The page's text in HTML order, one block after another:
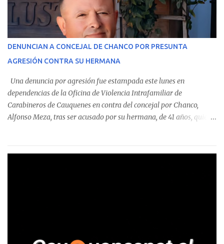
En el detalle regional, se indica que en la comuna de Cauquenes se
identificó a cuatro funcionarios involucrados en este tipo de
operaciones. Asimismo, se precisa que uno de los casos
corresponde a un funcionario de la Municipalidad de Chanco,
detectaron incumplimientos a la normativa vigente. El informe
precisa que la mayor cantidad de dinero apostado se registró en
Talca, donde...
DENUNCIAN A CONCEJAL DE CHANCO POR PRESUNTA
AGRESIÓN CONTRA SU HERMANA
Una denuncia por agresión fue estampada este lunes en
dependencias de la Oficina de Violencia Intrafamiliar de
Carabineros de Cauquenes en contra del concejal por Chanco,
Alfonso Meza, tras ser acusado por su hermana, de 41 años, quien
relató que los hechos ocurrieron cerca de las 11:30 horas en el
trabajadores, el edil descendió del vehículo y, en medio de la